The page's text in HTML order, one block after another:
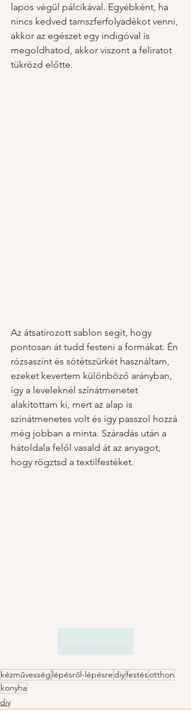
lapos végül pálcikával. Egyébként, ha
nincs kedved tarnszferfolyadékot venni,
akkor az egészet egy indigóval is
megoldhatod, akkor viszont a feliratot
tükrözd előtte.
Az átsatírozott sablon segít, hogy
pontosan át tudd festeni a formákat. Én
rózsaszínt és sötétszürkét használtam,
ezeket kevertem különböző arányban,
így a leveleknél színátmenetet
alakítottam ki, mert az alap is
színátmenetes volt és így passzol hozzá
még jobban a minta. Száradás után a
hátoldala felől vasald át az anyagot,
hogy rögztsd a textilfestéket.
vissza a főoldalra
kézművesség lépésről-lépésrediyfestésotthon
konyha
diy